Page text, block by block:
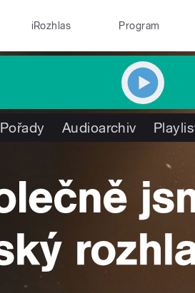
iRozhlas Program
Pořady Audioarchiv